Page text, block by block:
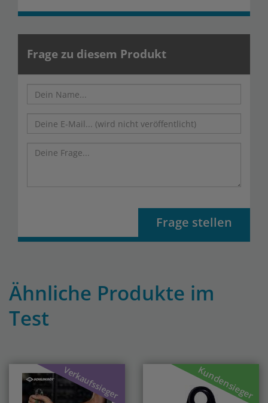
Frage zu diesem Produkt
Frage stellen
Ähnliche Produkte im
Test
Verkaufssieger Kundensieger
Previous